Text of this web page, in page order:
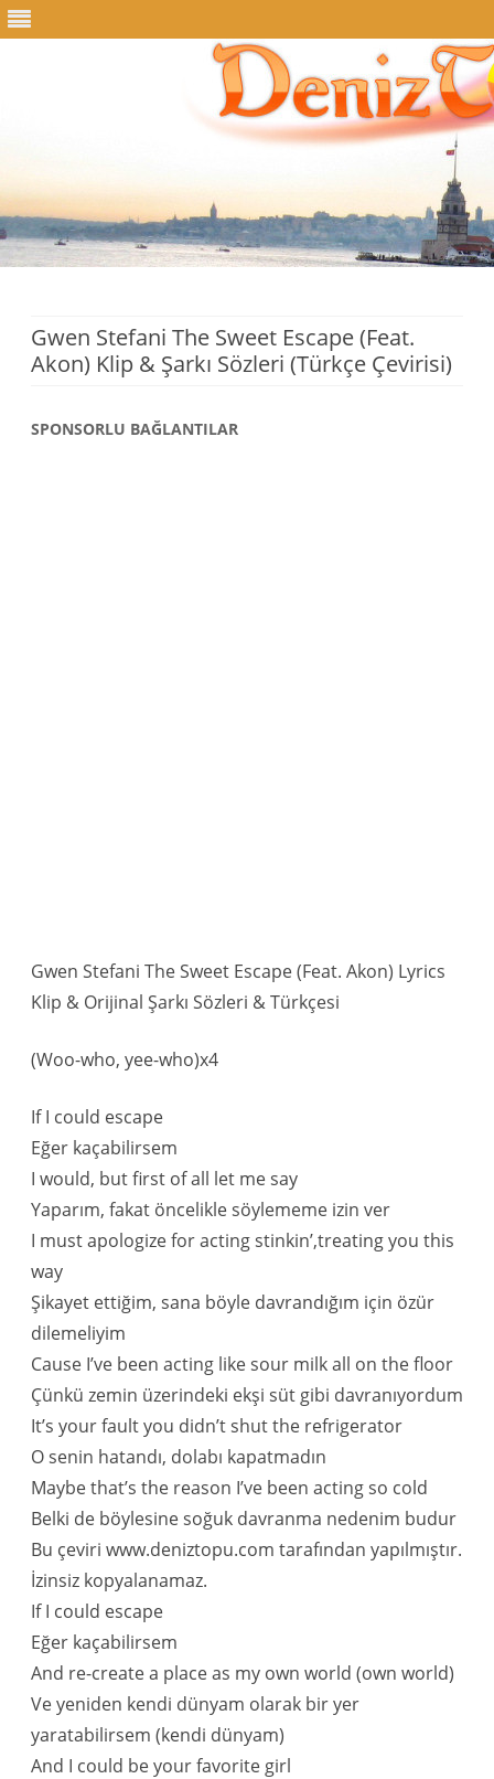
Gwen Stefani The Sweet Escape (Feat.
Akon) Klip & Şarkı Sözleri (Türkçe Çevirisi)
SPONSORLU BAĞLANTILAR
Gwen Stefani The Sweet Escape (Feat. Akon) Lyrics
Klip & Orijinal Şarkı Sözleri & Türkçesi
(Woo-who, yee-who)x4
If I could escape
Eğer kaçabilirsem
I would, but first of all let me say
Yaparım, fakat öncelikle söylememe izin ver
I must apologize for acting stinkin’,treating you this
way
Şikayet ettiğim, sana böyle davrandığım için özür
dilemeliyim
Cause I’ve been acting like sour milk all on the floor
Çünkü zemin üzerindeki ekşi süt gibi davranıyordum
It’s your fault you didn’t shut the refrigerator
O senin hatandı, dolabı kapatmadın
Maybe that’s the reason I’ve been acting so cold
Belki de böylesine soğuk davranma nedenim budur
Bu çeviri www.deniztopu.com tarafından yapılmıştır.
İzinsiz kopyalanamaz.
If I could escape
Eğer kaçabilirsem
And re-create a place as my own world (own world)
Ve yeniden kendi dünyam olarak bir yer
yaratabilirsem (kendi dünyam)
And I could be your favorite girl